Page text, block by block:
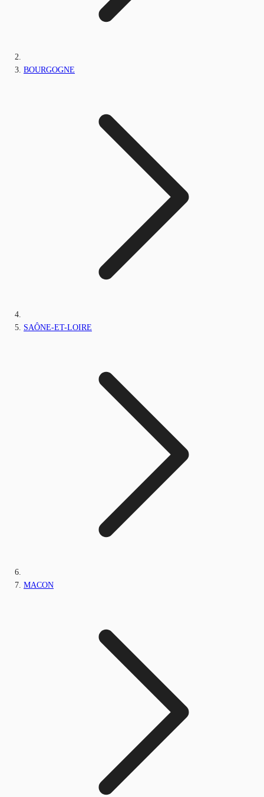
BOURGOGNE
SAÔNE-ET-LOIRE
MACON